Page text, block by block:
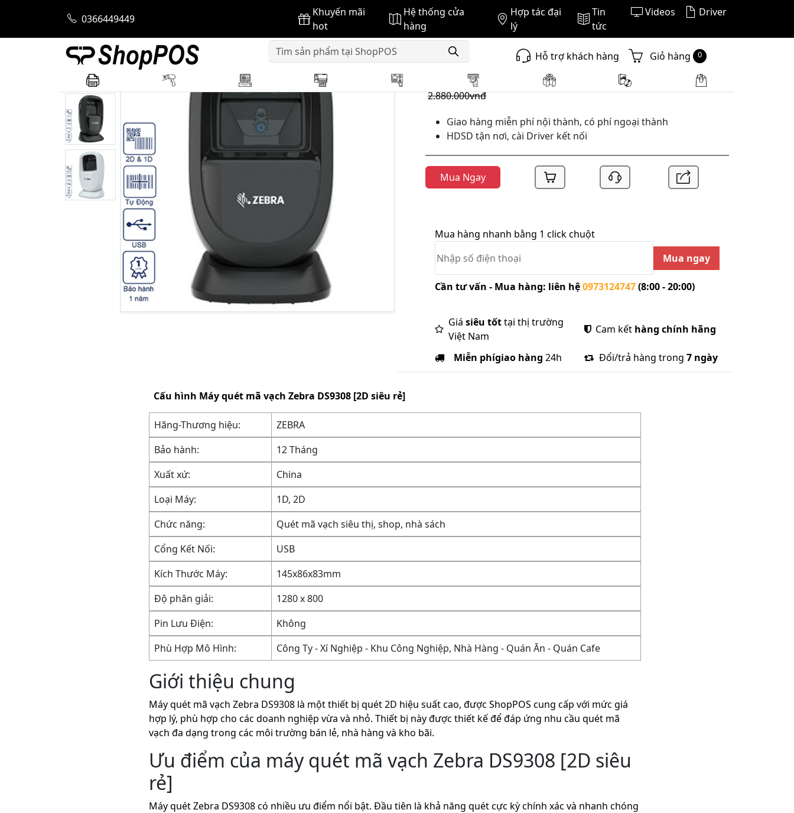
0366449449
Khuyến mãi
hot
Hệ thống cửa
hàng
Hợp tác đại
lý
Tin
tức
Videos Driver
Hỗ trợ khách hàng Giỏ hàng 0
Trang chủ Máy Quét Mã Vạch Máy quét mã vạch Zebra DS9308 [2D siêu rẻ]
GIÁ BÁN :
2.840.000vnđ
2.880.000vnđ
Giao hàng miễn phí nội thành, có phí ngoại thành
HDSD tận nơi, cài Driver kết nối
Mua Ngay
Mua hàng nhanh bằng 1 click chuột
Mua ngay
Cần tư vấn - Mua hàng: liên hệ0973124747(8:00 - 20:00)
Giá siêu tốttại thị trường
Việt Nam
Cam kết hàng chính hãng
Miễn phígiao hàng 24h Đổi/trả hàng trong 7 ngày
Cấu hình Máy quét mã vạch Zebra DS9308 [2D siêu rẻ]
Hãng-Thương hiệu:
ZEBRA
Bảo hành:
12 Tháng
Xuất xứ:
China
Loại Máy:
1D, 2D
Chức năng:
Quét mã vạch siêu thị, shop, nhà sách
Cổng Kết Nối:
USB
Kích Thước Máy:
145x86x83mm
Độ phân giải:
1280 x 800
Pin Lưu Điện:
Không
Phù Hợp Mô Hình:
Công Ty - Xí Nghiệp - Khu Công Nghiệp, Nhà Hàng - Quán Ăn - Quán Cafe
Giới thiệu chung
Máy quét mã vạch Zebra DS9308 là một thiết bị quét 2D hiệu suất cao, được ShopPOS cung cấp với mức giá
hợp lý, phù hợp cho các doanh nghiệp vừa và nhỏ. Thiết bị này được thiết kế để đáp ứng nhu cầu quét mã
vạch đa dạng trong các môi trường bán lẻ, nhà hàng và kho bãi.
Ưu điểm của máy quét mã vạch Zebra DS9308 [2D siêu
rẻ]
Máy quét Zebra DS9308 có nhiều ưu điểm nổi bật. Đầu tiên là khả năng quét cực kỳ chính xác và nhanh chóng